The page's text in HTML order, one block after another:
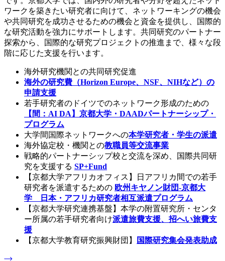
ワークを築きたい研究者に向けて、ネットワーキングの機会
や共同研究を成功させるための機会と資金を提供し、国際的
な研究活動を強力にサポートします。共同研究のパートナー
探索から、国際的な研究プロジェクトの推進まで、様々な段
階に応じた支援を行います。
海外研究機関との共同研究促進
海外の研究費（Horizon Europe、NSF、NIHなど）の
申請支援
若手研究者のドイツでのネットワーク形成のための
【間：AI DA】京都大学・DAADパートナーシップ・
プログラム
大学間国際ネットワークへの本学研究者・学生の派遣
海外協定校・機関との教職員等交流事業
戦略的パートナーシップ校と交流を深め、国際共同研
究を支援する SP+Fund
【京都大学アフリカオフィス】日アフリカ間での若手
研究者を派遣するための 欧州キヤノン財団-京都大
学 日本・アフリカ研究者相互派遣プログラム
【京都大学研究連携基盤】本学の附置研究所・センタ
ー所属の若手研究者向け派遣旅費⽀援、招へい旅費⽀
援
【京都大学教育研究振興財団】
国際研究集会発表助成